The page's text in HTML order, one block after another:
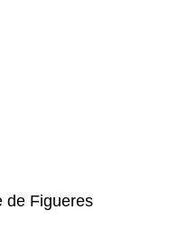
de Figueres